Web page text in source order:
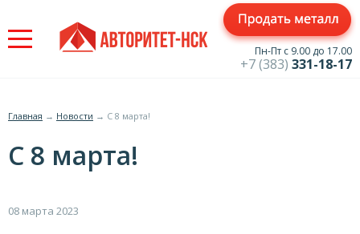
to
navigation
Пн-Пт с 9.00 до 17.00
+7 (383) 331-18-17
Вы
здесь
Главная → Новости → С 8 марта!
С 8 марта!